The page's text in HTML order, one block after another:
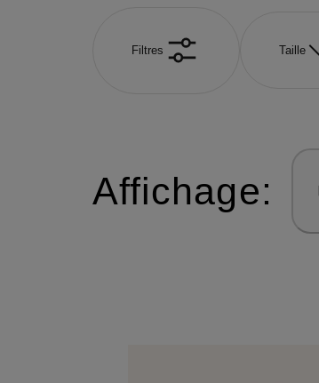
Filtres Taille
Affichage: